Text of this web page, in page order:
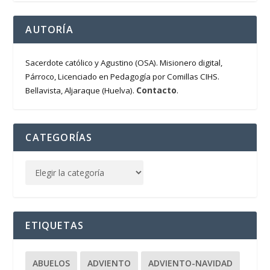
AUTORÍA
Sacerdote católico y Agustino (OSA). Misionero digital,
Párroco, Licenciado en Pedagogía por Comillas CIHS.
Bellavista, Aljaraque (Huelva). Contacto.
CATEGORÍAS
ETIQUETAS
ABUELOS ADVIENTO ADVIENTO-NAVIDAD